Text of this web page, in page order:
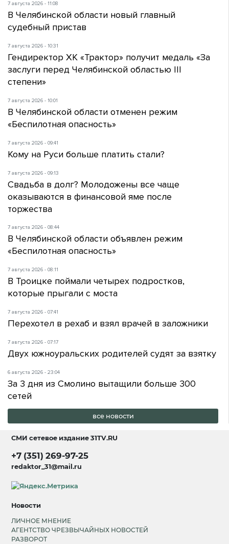
7 августа 2026 - 11:08
В Челябинской области новый главный
судебный пристав
7 августа 2026 - 10:31
Гендиректор ХК «Трактор» получит медаль «За
заслуги перед Челябинской областью III
степени»
7 августа 2026 - 10:01
В Челябинской области отменен режим
«Беспилотная опасность»
7 августа 2026 - 09:41
Кому на Руси больше платить стали?
7 августа 2026 - 09:13
Свадьба в долг? Молодожены все чаще
оказываются в финансовой яме после
торжества
7 августа 2026 - 08:44
В Челябинской области объявлен режим
«Беспилотная опасность»
7 августа 2026 - 08:11
В Троицке поймали четырех подростков,
которые прыгали с моста
7 августа 2026 - 07:41
Перехотел в рехаб и взял врачей в заложники
7 августа 2026 - 07:17
Двух южноуральских родителей судят за взятку
6 августа 2026 - 23:04
За 3 дня из Смолино вытащили больше 300
сетей
все новости
СМИ сетевое издание31TV.RU
+7 (351) 269-97-25
redaktor_31@mail.ru
Новости
ЛИЧНОЕ МНЕНИЕ
АГЕНТСТВО ЧРЕЗВЫЧАЙНЫХ НОВОСТЕЙ
РАЗВОРОТ